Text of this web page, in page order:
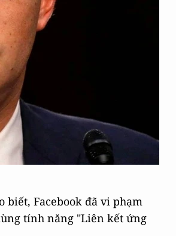
biết, Facebook đã vi phạm
tính năng "Liên kết ứng